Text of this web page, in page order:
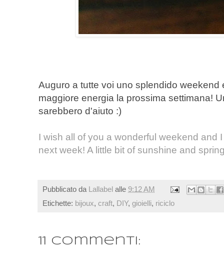
Auguro a tutte voi uno splendido weekend
maggiore energia la prossima settimana!
sarebbero d'aiuto :)
I wish all of you a wonderful weekend and
next week! A little bit of sunshine and
Pubblicato da Lallabel alle 9:12 AM
Etichette: bijoux, craft, DIY, gioielli, riciclo
11 commenti: